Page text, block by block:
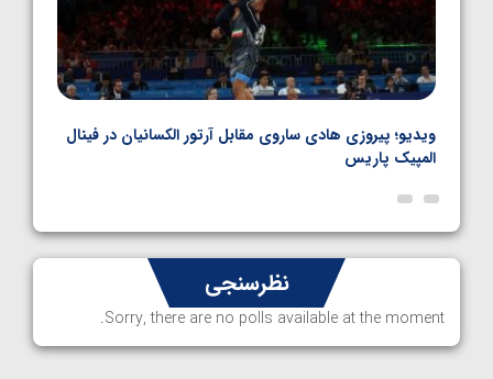
ویدیو؛ پیروزی هادی ساروی مقابل آرتور الکسانیان در فینال
المپیک پاریس
نظرسنجی
Sorry, there are no polls available at the moment.